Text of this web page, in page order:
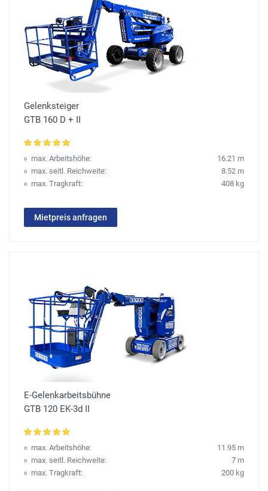
Gelenksteiger
GTB 160 D + II
max. Arbeitshöhe:
16.21 m
max. seitl. Reichweite:
8.52 m
max. Tragkraft:
408 kg
Mietpreis anfragen
E-Gelenkarbeitsbühne
GTB 120 EK-3d II
max. Arbeitshöhe:
11.95 m
max. seitl. Reichweite:
7 m
max. Tragkraft:
200 kg